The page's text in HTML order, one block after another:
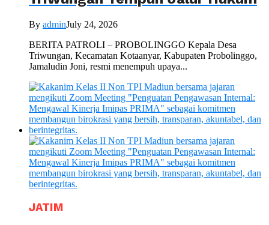
By adminJuly 24, 2026
BERITA PATROLI – PROBOLINGGO Kepala Desa
Triwungan, Kecamatan Kotaanyar, Kabupaten Probolinggo,
Jamaludin Joni, resmi menempuh upaya...
JATIM